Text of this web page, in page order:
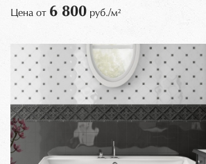
Цена от 6 800 руб./м²